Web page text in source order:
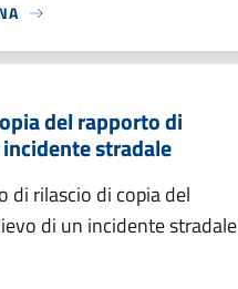
del rapporto di
stradale
di rilascio di copia del
di un incidente stradale